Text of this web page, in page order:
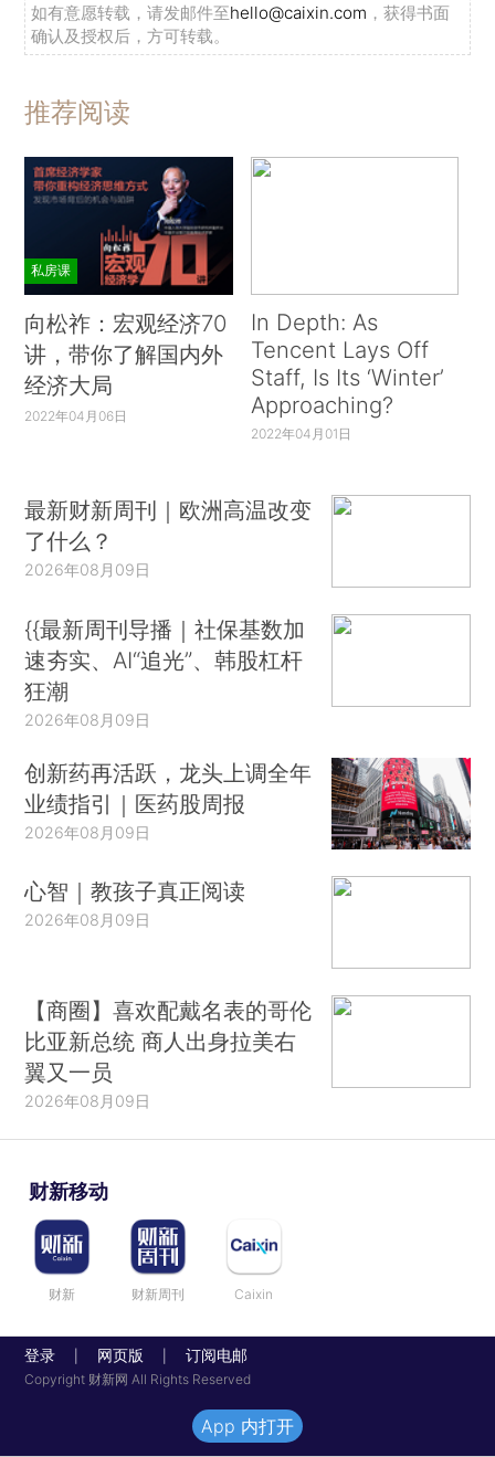
如有意愿转载，请发邮件至hello@caixin.com ，获得书面
确认及授权后，方可转载。
推荐阅读
私房课
向松祚：宏观经济70
讲，带你了解国内外
经济大局
2022年04月06日
In Depth: As
Tencent Lays Off
Staff, Is Its ‘Winter’
Approaching?
2022年04月01日
最新财新周刊｜欧洲高温改变
了什么？
2026年08月09日
{{最新周刊导播｜社保基数加
速夯实、AI“追光”、韩股杠杆
狂潮
2026年08月09日
创新药再活跃，龙头上调全年
业绩指引｜医药股周报
2026年08月09日
心智｜教孩子真正阅读
2026年08月09日
【商圈】喜欢配戴名表的哥伦
比亚新总统 商人出身拉美右
翼又一员
2026年08月09日
财新移动
财新 财新周刊 Caixin
登录 网页版 订阅电邮
Copyright 财新网 All Rights Reserved
App 内打开